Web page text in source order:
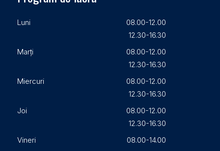
Luni
08.00-12.00
12.30-16.30
Marți
08.00-12.00
12.30-16.30
Miercuri
08.00-12.00
12.30-16.30
Joi
08.00-12.00
12.30-16.30
Vineri
08.00-14.00